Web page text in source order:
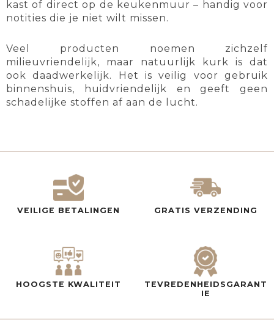
kast of direct op de keukenmuur – handig voor
notities die je niet wilt missen.
Veel producten noemen zichzelf
milieuvriendelijk, maar natuurlijk kurk is dat
ook daadwerkelijk. Het is veilig voor gebruik
binnenshuis, huidvriendelijk en geeft geen
schadelijke stoffen af aan de lucht.
VEILIGE BETALINGEN GRATIS VERZENDING
HOOGSTE KWALITEIT
TEVREDENHEIDSGARANT
IE